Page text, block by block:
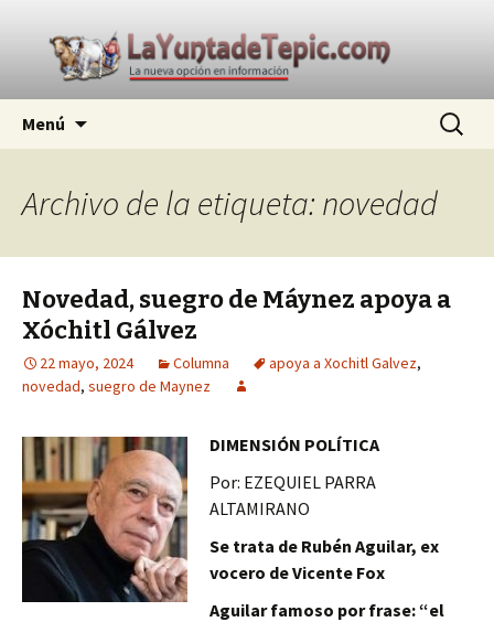
La Yunta de Tepic
La nueva opción en información
Menú Buscar:
Archivo de la etiqueta: novedad
Novedad, suegro de Máynez apoya a
Xóchitl Gálvez
22 mayo, 2024 Columna apoya a Xochitl Galvez,
novedad, suegro de Maynez
DIMENSIÓN POLÍTICA
Por: EZEQUIEL PARRA
ALTAMIRANO
Se trata de Rubén Aguilar, ex
vocero de Vicente Fox
Aguilar famoso por frase: “el